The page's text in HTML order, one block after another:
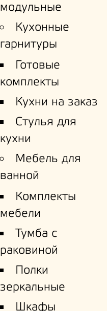
модульные
Кухонные
гарнитуры
Готовые
комплекты
Кухни на заказ
Стулья для
кухни
Мебель для
ванной
Комплекты
мебели
Тумба с
раковиной
Полки
зеркальные
Шкафы